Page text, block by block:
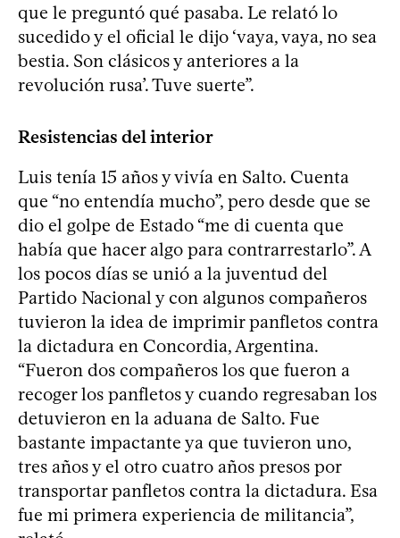
que le preguntó qué pasaba. Le relató lo
sucedido y el oficial le dijo ‘vaya, vaya, no sea
bestia. Son clásicos y anteriores a la
revolución rusa’. Tuve suerte”.
Resistencias del interior
Luis tenía 15 años y vivía en Salto. Cuenta
que “no entendía mucho”, pero desde que se
dio el golpe de Estado “me di cuenta que
había que hacer algo para contrarrestarlo”. A
los pocos días se unió a la juventud del
Partido Nacional y con algunos compañeros
tuvieron la idea de imprimir panfletos contra
la dictadura en Concordia, Argentina.
“Fueron dos compañeros los que fueron a
recoger los panfletos y cuando regresaban los
detuvieron en la aduana de Salto. Fue
bastante impactante ya que tuvieron uno,
tres años y el otro cuatro años presos por
transportar panfletos contra la dictadura. Esa
fue mi primera experiencia de militancia”,